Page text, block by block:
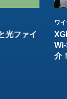
光ファイ
ワ
介